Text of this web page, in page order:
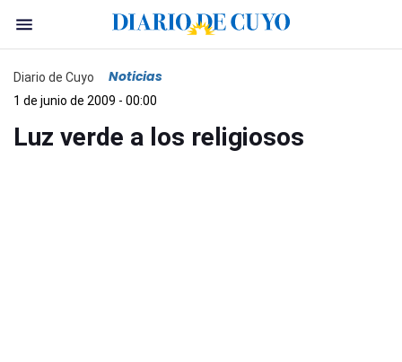
Diario de Cuyo Noticias
1 de junio de 2009 - 00:00
Luz verde a los religiosos